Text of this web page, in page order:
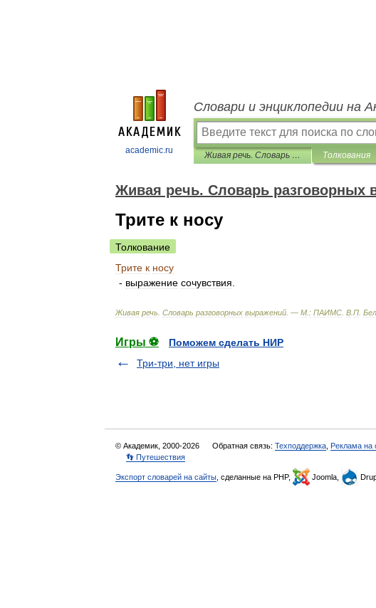
academic.ru
Словари и энциклопедии на
Живая речь. Словарь разговорных выражений Толкования
Живая речь. Словарь разговорных
Трите к носу
Толкование
Трите к носу
- выражение сочувствия
Живая речь Словарь разговорных выражений . — М : ПАИМС В П
Игры ⚽
Поможем сделать НИР
Три-три, нет игры
© Академик, 2000-2026 Обратная связь: Техподдержка Реклама на
👣 Путешествия
Экспорт словарей на сайты , сделанные на PHP, Joomla,